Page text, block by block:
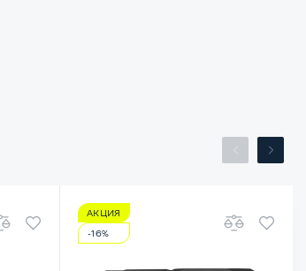
АКЦИЯ
-16%